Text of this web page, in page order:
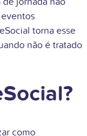
torna esse
não é tratado
como